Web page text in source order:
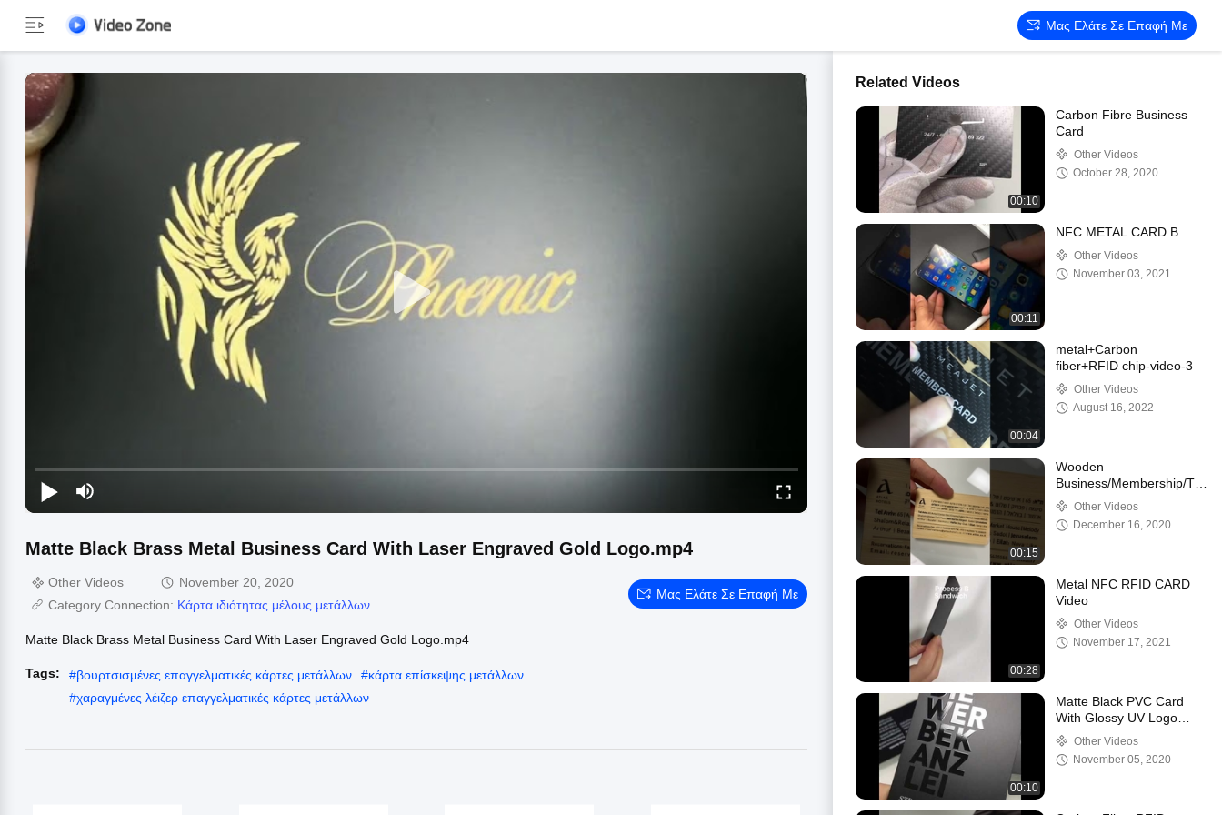
Μας Ελάτε Σε Επαφή Με
Matte Black Brass Metal Business Card With Laser Engraved Gold Logo.mp4
Other Videos
November 20, 2020
Category Connection: Κάρτα ιδιότητας μέλους μετάλλων
Μας Ελάτε Σε Επαφή Με
Matte Black Brass Metal Business Card With Laser Engraved Gold Logo.mp4
Tags: #βουρτσισμένες επαγγελματικές κάρτες μετάλλων #κάρτα επίσκεψης μετάλλων
#χαραγμένες λέιζερ επαγγελματικές κάρτες μετάλλων
Related Videos
00:10
Carbon Fibre Business
Card
Other Videos
October 28, 2020
00:11
NFC METAL CARD B
Other Videos
November 03, 2021
00:04
metal+Carbon
fiber+RFID chip-video-3
Other Videos
August 16, 2022
00:15
Wooden
Business/Membership/Tool
CardOther Videos
December 16, 2020
00:28
Metal NFC RFID CARD
Video
Other Videos
November 17, 2021
00:10
Matte Black PVC Card
With Glossy UV Logo
PrintedOther Videos
November 05, 2020